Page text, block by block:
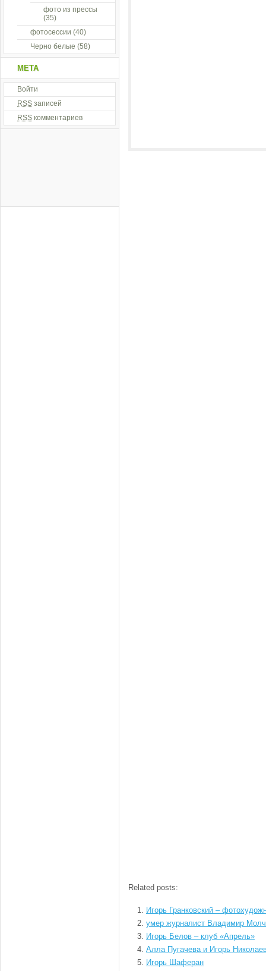
Related posts:
Игорь Гранковский –
умер журналист Владимир
Игорь Белов – клуб «Апрель»
Алла Пугачева и Игорь
Игорь Шаферан
фото из прессы
(35)
фотосессии (40)
Черно белые (58)
МЕТА
Войти
RSS записей
RSS комментариев